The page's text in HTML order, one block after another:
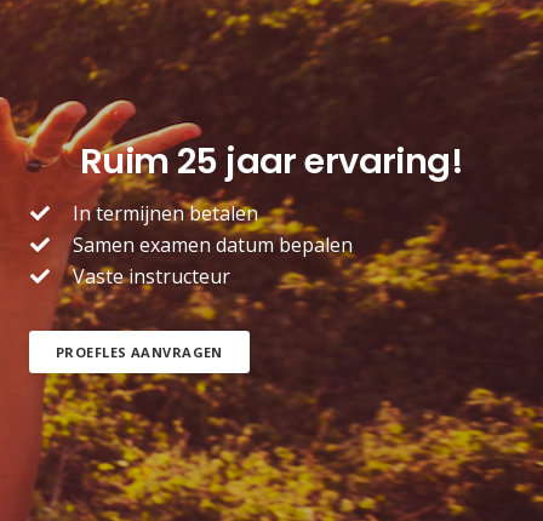
Ruim 25 jaar ervaring!
In termijnen betalen
Samen examen datum bepalen
Vaste instructeur
PROEFLES AANVRAGEN